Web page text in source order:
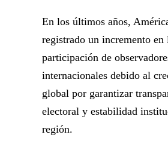
En los últimos años,
registrado un incremento en
participación de
internacionales debido al
global por garantizar
electoral y estabilidad
región.